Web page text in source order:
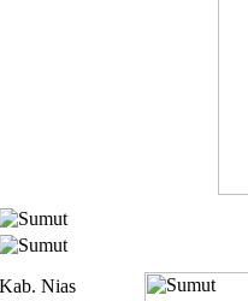
Kab. Nias